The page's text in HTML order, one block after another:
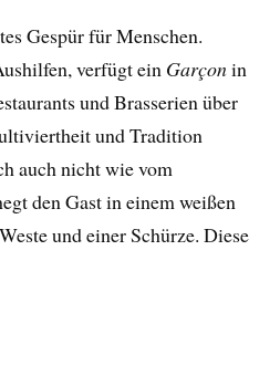
Gespür für Menschen.
verfügt ein Garçonin
und Brasserien über
und Tradition
auch nicht wie vom
den Gast in einem weißen
und einer Schürze. Diese